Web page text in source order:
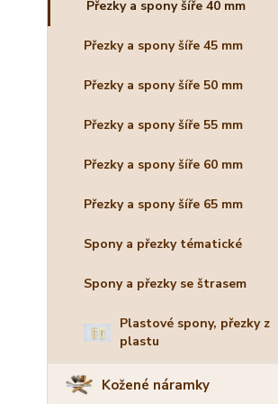
Přezky a spony šíře 40 mm
Přezky a spony šíře 45 mm
Přezky a spony šíře 50 mm
Přezky a spony šíře 55 mm
Přezky a spony šíře 60 mm
Přezky a spony šíře 65 mm
Spony a přezky tématické
Spony a přezky se štrasem
Plastové spony, přezky z
plastu
Kožené náramky